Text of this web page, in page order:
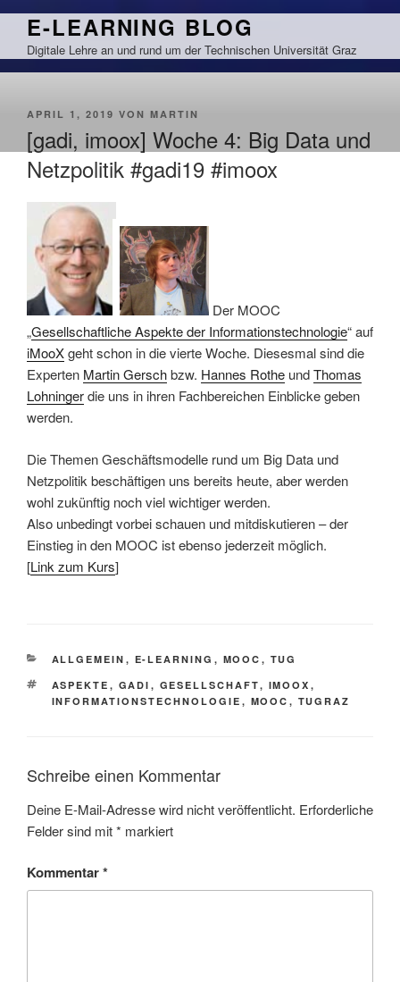
Zum
springen
E-LEARNING BLOG
Digitale Lehre an und rund um der Technischen Universität Graz
VERÖFFENTLICHT
APRIL 1, 2019 VON MARTIN
[gadi, imoox] Woche 4: Big Data und
Netzpolitik #gadi19 #imoox
Der MOOC
„Gesellschaftliche Aspekte der Informationstechnologie“ auf
iMooXgeht schon in die vierte Woche. Diesesmal sind die
Experten Martin Gerschbzw. Hannes Rothe undThomas
Lohningerdie uns in ihren Fachbereichen Einblicke geben
werden.
Die Themen Geschäftsmodelle rund um Big Data und
Netzpolitik beschäftigen uns bereits heute, aber werden
wohl zukünftig noch viel wichtiger werden.
Also unbedingt vorbei schauen und mitdiskutieren – der
Einstieg in den MOOC ist ebenso jederzeit möglich.
[Link zum Kurs]
KATEGORIEN
ALLGEMEIN , E-LEARNING , MOOC , TUG
SCHLAGWÖRTER
ASPEKTE , GADI , GESELLSCHAFT, IMOOX ,
INFORMATIONSTECHNOLOGIE , MOOC , TUGRAZ
Schreibe einen Kommentar
Deine E-Mail-Adresse wird nicht veröffentlicht. Erforderliche
Felder sind mit* markiert
Kommentar*